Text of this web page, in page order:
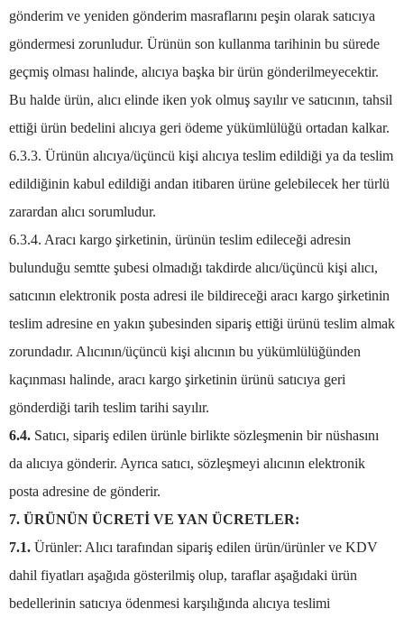
gönderim ve yeniden gönderim masraflarını peşin olarak satıcıya
göndermesi zorunludur. Ürünün son kullanma tarihinin bu sürede
geçmiş olması halinde, alıcıya başka bir ürün gönderilmeyecektir.
Bu halde ürün, alıcı elinde iken yok olmuş sayılır ve satıcının, tahsil
ettiği ürün bedelini alıcıya geri ödeme yükümlülüğü ortadan kalkar.
6.3.3. Ürünün alıcıya/üçüncü kişi alıcıya teslim edildiği ya da teslim
edildiğinin kabul edildiği andan itibaren ürüne gelebilecek her türlü
zarardan alıcı sorumludur.
6.3.4. Aracı kargo şirketinin, ürünün teslim edileceği adresin
bulunduğu semtte şubesi olmadığı takdirde alıcı/üçüncü kişi alıcı,
satıcının elektronik posta adresi ile bildireceği aracı kargo şirketinin
teslim adresine en yakın şubesinden sipariş ettiği ürünü teslim almak
zorundadır. Alıcının/üçüncü kişi alıcının bu yükümlülüğünden
kaçınması halinde, aracı kargo şirketinin ürünü satıcıya geri
gönderdiği tarih teslim tarihi sayılır.
6.4. Satıcı, sipariş edilen ürünle birlikte sözleşmenin bir nüshasını
da alıcıya gönderir. Ayrıca satıcı, sözleşmeyi alıcının elektronik
posta adresine de gönderir.
7. ÜRÜNÜN ÜCRETİ VE YAN ÜCRETLER:
7.1. Ürünler: Alıcı tarafından sipariş edilen ürün/ürünler ve KDV
dahil fiyatları aşağıda gösterilmiş olup, taraflar aşağıdaki ürün
bedellerinin satıcıya ödenmesi karşılığında alıcıya teslimi